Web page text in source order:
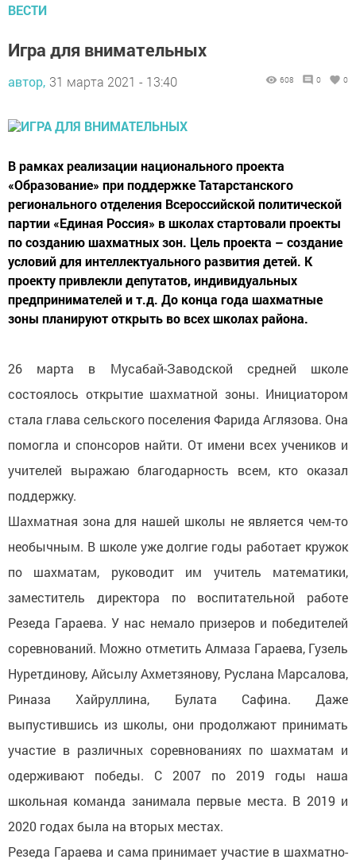
ВЕСТИ
Игра для внимательных
автор, 31 марта 2021 - 13:40 608 0 0
В рамках реализации национального проекта
«Образование» при поддержке Татарстанского
регионального отделения Всероссийской политической
партии «Единая Россия» в школах стартовали проекты
по созданию шахматных зон. Цель проекта – создание
условий для интеллектуального развития детей. К
проекту привлекли депутатов, индивидуальных
предпринимателей и т.д. До конца года шахматные
зоны планируют открыть во всех школах района.
26 марта в Мусабай-Заводской средней школе
состоялось открытие шахматной зоны. Инициатором
стала глава сельского поселения Фарида Аглязова. Она
помогла и спонсоров найти. От имени всех учеников и
учителей выражаю благодарность всем, кто оказал
поддержку.
Шахматная зона для нашей школы не является чем-то
необычным. В школе уже долгие годы работает кружок
по шахматам, руководит им учитель математики,
заместитель директора по воспитательной работе
Резеда Гараева. У нас немало призеров и победителей
соревнований. Можно отметить Алмаза Гараева, Гузель
Нуретдинову, Айсылу Ахметзянову, Руслана Марсалова,
Риназа Хайруллина, Булата Сафина. Даже
выпустившись из школы, они продолжают принимать
участие в различных соревнованиях по шахматам и
одерживают победы. С 2007 по 2019 годы наша
школьная команда занимала первые места. В 2019 и
2020 годах была на вторых местах.
Резеда Гараева и сама принимает участие в шахматно-